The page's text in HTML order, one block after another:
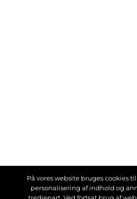
På vores website bruges cookies
personalisering af indhold og